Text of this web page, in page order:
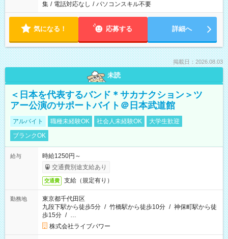
集 / 電話対応なし / パソコンスキル不要
気になる！ 応募する 詳細へ
掲載日：2026.08.03
未読
＜日本を代表するバンド＊サカナクション＞ツ
アー公演のサポートバイト＠日本武道館
アルバイト 職種未経験OK 社会人未経験OK
大学生歓迎
ブランクOK
給与
時給1250円～
交通費別途支給あり
交通費 支給（規定有り）
勤務地
東京都千代田区
九段下駅から徒歩5分 / 竹橋駅から徒歩10分 / 神保町駅から徒
歩15分 / …
株式会社ライブパワー